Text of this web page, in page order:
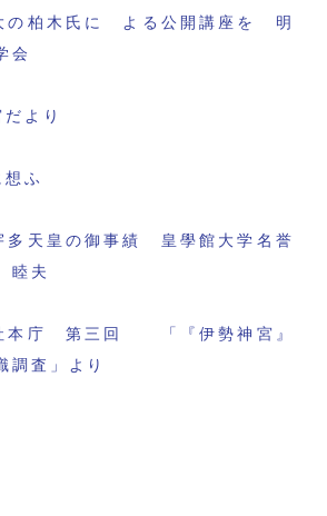
の柏木氏に よる公開講座を 明
会
だより
想ふ
多天皇の御事績 皇學館大学名誉
夫
本庁 第三回 「『伊勢神宮』
調査」より